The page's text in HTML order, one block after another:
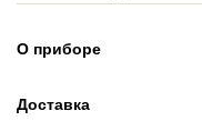
О приборе
Доставка